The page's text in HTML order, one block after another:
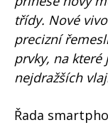
třídy. Nové
precizní
prvky, na které
nejdražších
Řada